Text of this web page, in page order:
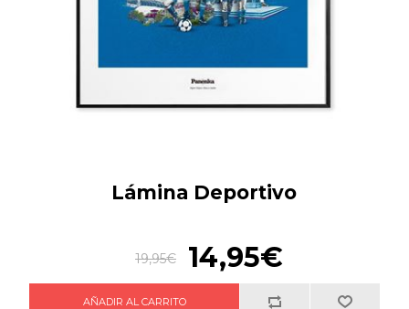
Lámina Deportivo
19,95€ 14,95€